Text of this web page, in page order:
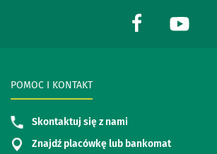
POMOC I KONTAKT
Skontaktuj się z nami
Znajdź placówkę lub bankomat